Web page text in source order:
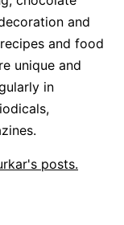
and
and food
unique and
in
posts.